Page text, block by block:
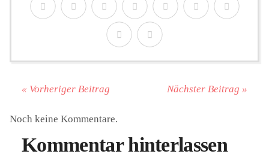
« Vorheriger Beitrag Nächster Beitrag »
Noch keine Kommentare.
Kommentar hinterlassen